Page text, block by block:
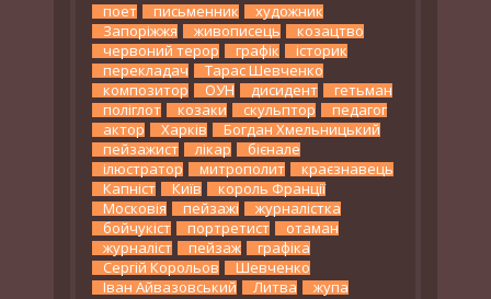
поет письменник
художник
Запоріжжя
живописець
козацтво
червоний терор
графік
історик
перекладач
Тарас Шевченко
композитор
ОУН дисидент
гетьман
поліглот
козаки скульптор
педагог
актор
Харків
Богдан Хмельницький
пейзажист
лікар
бієнале
ілюстратор
митрополит
краєзнавець
Капніст
Київ
король Франції
Московія
пейзажі
журналістка
бойчукіст
портретист
отаман
журналіст
пейзаж
графіка
Сергій Корольов
Шевченко
Іван Айвазовський
Литва жупа